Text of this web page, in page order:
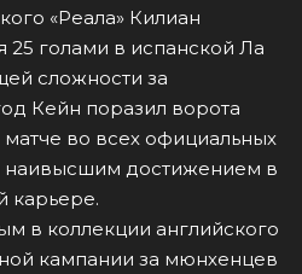
«Реала» Килиан
голами в испанской Ла
сложности за
Кейн поразил ворота
матче во всех официальных
наивысшим достижением в
карьере.
в коллекции английского
кампании за мюнхенцев